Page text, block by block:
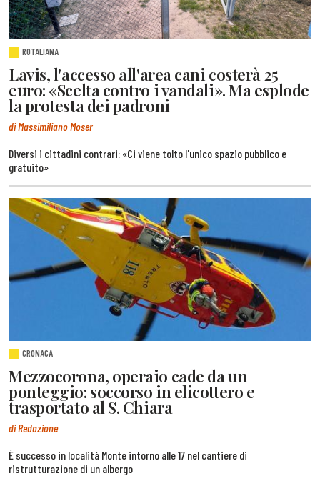
ROTALIANA
Lavis, l'accesso all'area cani costerà 25
euro: «Scelta contro i vandali». Ma esplode
la protesta dei padroni
di Massimiliano Moser
Diversi i cittadini contrari: «Ci viene tolto l'unico spazio pubblico e
gratuito»
CRONACA
Mezzocorona, operaio cade da un
ponteggio: soccorso in elicottero e
trasportato al S. Chiara
di Redazione
È successo in località Monte intorno alle 17 nel cantiere di
ristrutturazione di un albergo